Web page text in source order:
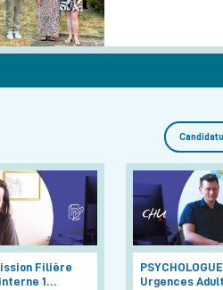
Filière
interne 1…
Urgences